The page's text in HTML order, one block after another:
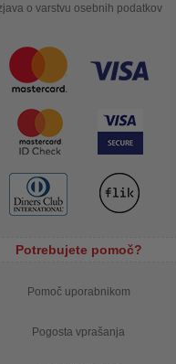
o varstvu osebnih podatkov
Potrebujete pomoč?
Pomoč uporabnikom
Pogosta vprašanja